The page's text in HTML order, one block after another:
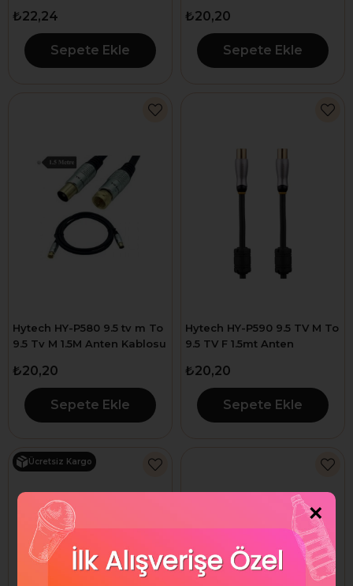
₺22,24
Sepete Ekle
₺20,20
Sepete Ekle
Hytech HY-P580 9.5 tv m To
9.5 Tv M 1.5M Anten Kablosu
₺20,20
Sepete Ekle
Hytech HY-P590 9.5 TV M To
9.5 TV F 1.5mt Anten
₺20,20
Sepete Ekle
Ücretsiz Kargo
×